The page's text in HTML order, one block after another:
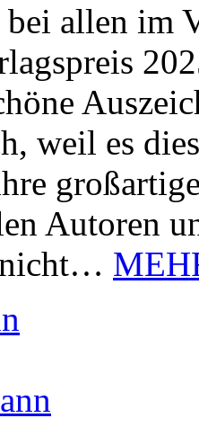
allen im
weil es
Autoren